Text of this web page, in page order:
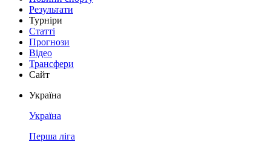
Результати
Турніри
Статті
Прогнози
Відео
Трансфери
Сайт
Україна
Україна
Перша ліга